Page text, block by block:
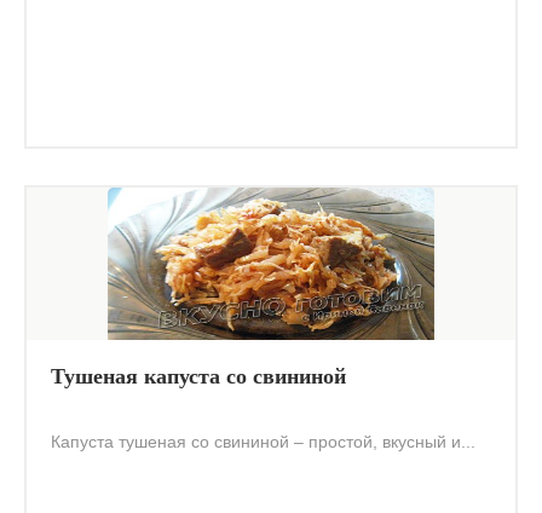
Тушеная капуста со свининой
Капуста тушеная со свининой – простой, вкусный и...